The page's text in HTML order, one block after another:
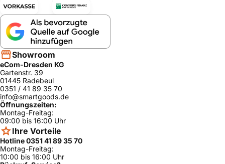
Showroom
eCom-Dresden KG
Gartenstr. 39
01445 Radebeul
0351 / 41 89 35 70
info@smartgoods.de
Öffnungszeiten:
Montag-Freitag:
09:00 bis 16:00 Uhr
Ihre Vorteile
Hotline 0351 41 89 35 70
Montag-Freitag:
10:00 bis 16:00 Uhr